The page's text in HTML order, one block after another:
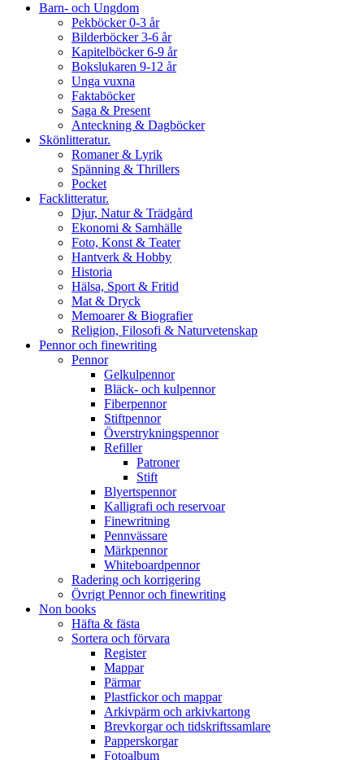
Barn- och Ungdom
Pekböcker 0-3 år
Bilderböcker 3-6 år
Kapitelböcker 6-9 år
Bokslukaren 9-12 år
Unga vuxna
Faktaböcker
Saga & Present
Anteckning & Dagböcker
Skönlitteratur.
Romaner & Lyrik
Spänning & Thrillers
Pocket
Facklitteratur.
Djur, Natur & Trädgård
Ekonomi & Samhälle
Foto, Konst & Teater
Hantverk & Hobby
Historia
Hälsa, Sport & Fritid
Mat & Dryck
Memoarer & Biografier
Religion, Filosofi & Naturvetenskap
Pennor och finewriting
Pennor
Gelkulpennor
Bläck- och kulpennor
Fiberpennor
Stiftpennor
Överstrykningspennor
Refiller
Patroner
Stift
Blyertspennor
Kalligrafi och reservoar
Finewritning
Pennvässare
Märkpennor
Whiteboardpennor
Radering och korrigering
Övrigt Pennor och finewriting
Non books
Häfta & fästa
Sortera och förvara
Register
Mappar
Pärmar
Plastfickor och mappar
Arkivpärm och arkivkartong
Brevkorgar och tidskriftssamlare
Papperskorgar
Fotoalbum